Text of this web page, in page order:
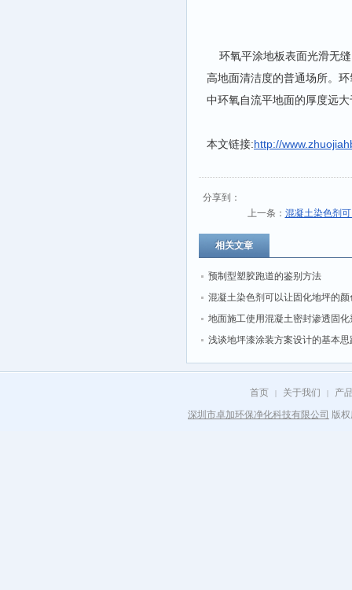
环氧平涂地板表面光滑无缝
高地面清洁度的普通场所。
中环氧自流平地面的厚度远
本文链接:http://
分享到：
上一条： 混凝土染色剂
相关文章
预制型塑胶跑道的鉴别方法
混凝土染色剂可以让固化地坪的颜
丰富多彩
地面施工使用混凝土密封渗透固化
浅谈地坪漆涂装方案设计的基本思
首页 | 关于我们 |
产
深圳市卓加环保净化科技有限公司 版